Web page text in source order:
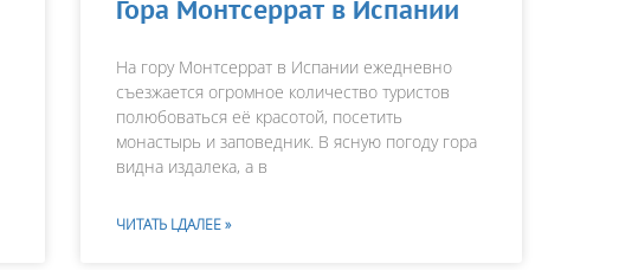
Гора Монтсеррат в Испании
На гору Монтсеррат в Испании ежедневно
съезжается огромное количество туристов
полюбоваться её красотой, посетить
монастырь и заповедник. В ясную погоду гора
видна издалека, а в
ЧИТАТЬ LДАЛЕЕ »